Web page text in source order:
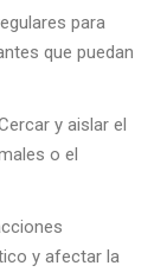
para
que puedan
y aislar el
o el
y afectar la